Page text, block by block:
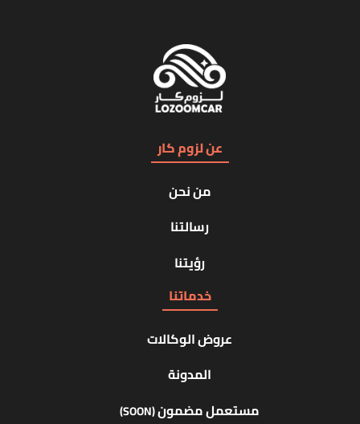
عن لزوم كار
من نحن
رسالتنا
رؤيتنا
خدماتنا
عروض الوكالات
المدونة
مستعمل مضمون(SOON)